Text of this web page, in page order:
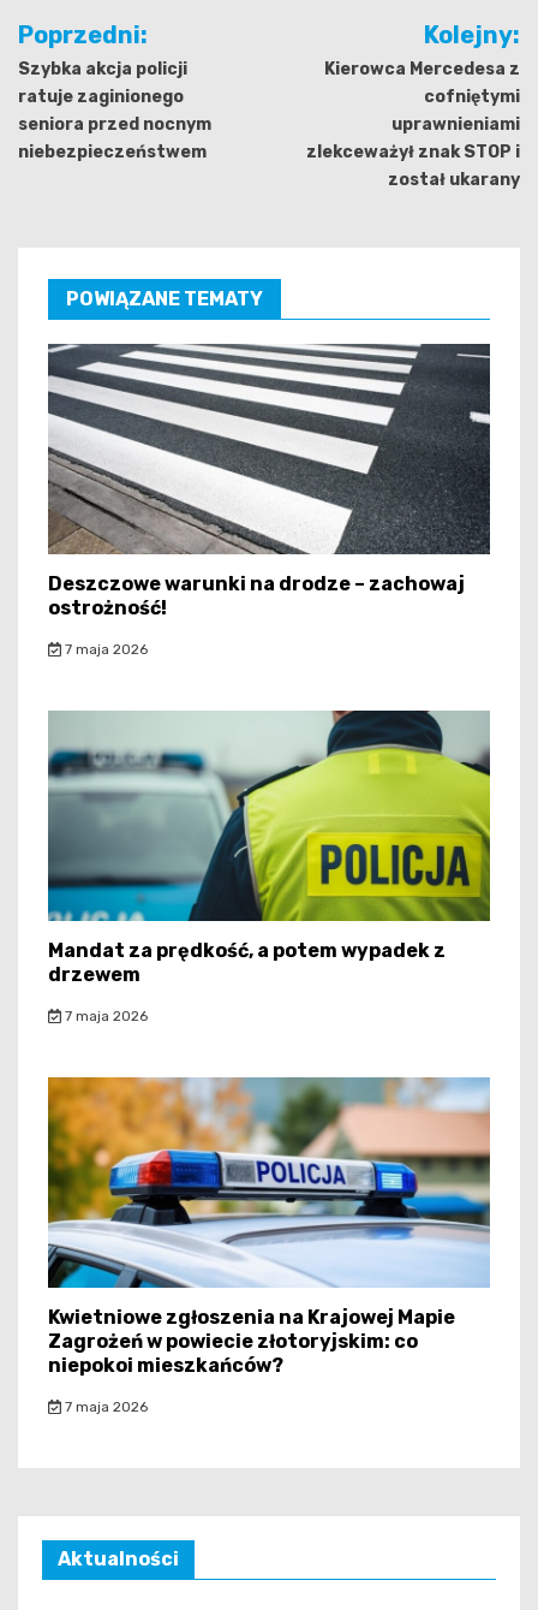
Nawigacja
wpisu
Poprzedni:
Szybka akcja policji
ratuje zaginionego
seniora przed nocnym
niebezpieczeństwem
Kolejny:
Kierowca Mercedesa z
cofniętymi
uprawnieniami
zlekceważył znak STOP i
został ukarany
POWIĄZANE TEMATY
Deszczowe warunki na drodze – zachowaj
ostrożność!
7 maja 2026
Mandat za prędkość, a potem wypadek z
drzewem
7 maja 2026
Kwietniowe zgłoszenia na Krajowej Mapie
Zagrożeń w powiecie złotoryjskim: co
niepokoi mieszkańców?
7 maja 2026
Aktualności